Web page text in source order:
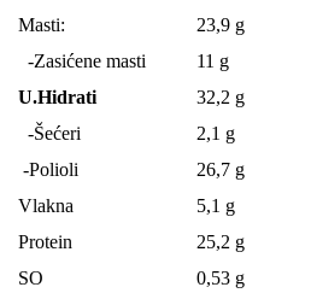
Masti:
23,9 g
-Zasićene masti
11 g
U.Hidrati
32,2 g
-Šećeri
2,1 g
-Polioli
26,7 g
Vlakna
5,1 g
Protein
25,2 g
SO
0,53 g